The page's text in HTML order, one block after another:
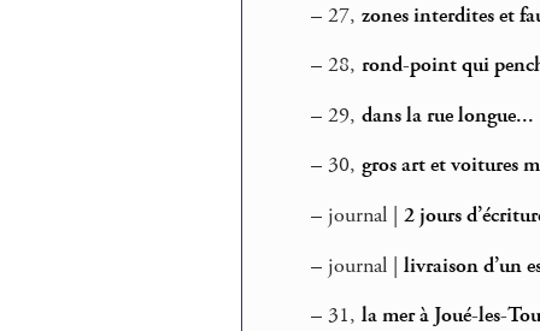
– 27, zones interdites et
– 28, rond-point qui
– 29, dans la rue longue...
– 30, gros art et voitures
– journal | 2 jours
– journal | livraison d’un
– 31, la mer à Joué-les-